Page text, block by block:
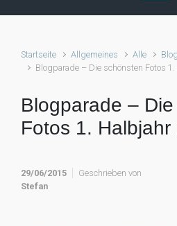
Startseite Allgemeines Alle
Blogparade – Die schönsten Fotos
Blogparade –
Fotos 1. Halbjahr
29/06/2015
Geschrieben von
Stefan